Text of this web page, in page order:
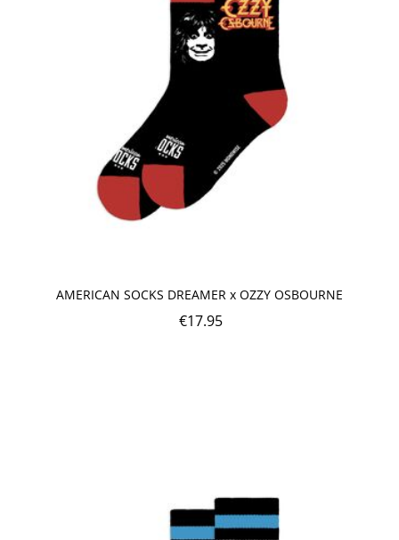
AMERICAN SOCKS DREAMER x OZZY OSBOURNE
€17.95